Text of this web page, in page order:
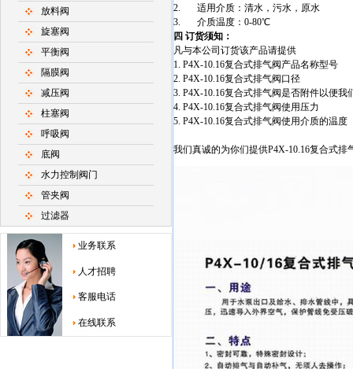
放料阀
旋塞阀
平衡阀
隔膜阀
减压阀
柱塞阀
呼吸阀
底阀
水力控制阀门
管夹阀
过滤器
业务联系
人才招聘
客服电话
在线联系
2. 适用介质：清水，污水，原水
3. 介质温度：0-80℃
四 订货须知：
凡与本公司订货该产品请提供
1. P4X-10.16复合式排气阀产品名称型号
2. P4X-10.16复合式排气阀口径
3. P4X-10.16复合式排气阀是否附件以便我
4. P4X-10.16复合式排气阀使用压力
5. P4X-10.16复合式排气阀使用介质的温度
我们真诚的为你们提供P4X-10.16复合式